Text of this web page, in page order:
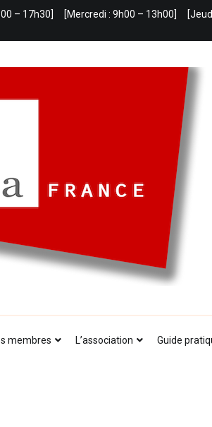
– 17h30] [Mercredi : 9h00 – 13h00]
membres L’association Guide